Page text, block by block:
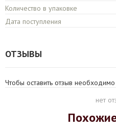
Количество в упаковке
Дата поступления
ОТЗЫВЫ
Чтобы оставить отзыв необходимо
нет